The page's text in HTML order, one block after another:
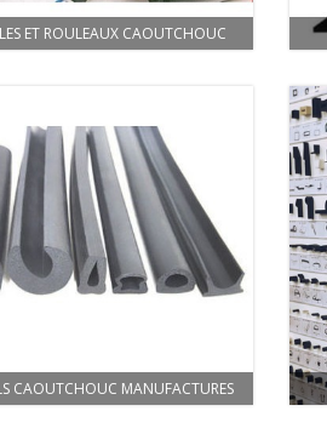
ET ROULEAUX CAOUTCHOUC
CAOUTCHOUC MANUFACTURES